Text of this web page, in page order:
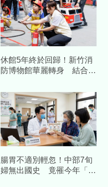
休館5年終於回歸！新竹消
防博物館華麗轉身 結合科
腸胃不適別輕忽！中部7旬
婦無出國史 竟罹今年「首